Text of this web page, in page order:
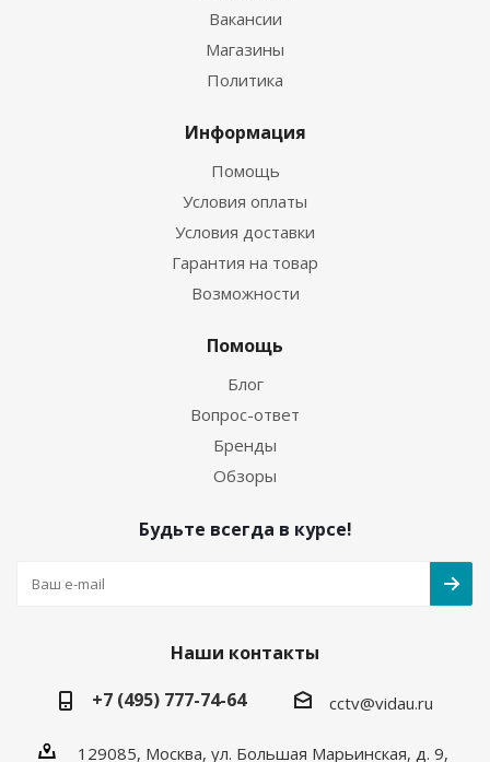
Вакансии
Магазины
Политика
Информация
Помощь
Условия оплаты
Условия доставки
Гарантия на товар
Возможности
Помощь
Блог
Вопрос-ответ
Бренды
Обзоры
Будьте всегда в курсе!
Наши контакты
+7 (495) 777-74-64
cctv@vidau.ru
129085, Москва, ул. Большая Марьинская, д. 9,